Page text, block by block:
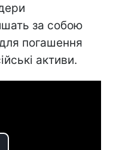
за собою
погашення
активи.